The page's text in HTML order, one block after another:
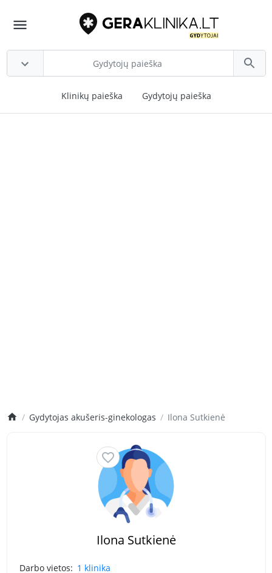
Klinikų paieška Gydytojų paieška
Gydytojas akušeris-ginekologas Ilona Sutkienė
Ilona Sutkienė
Darbo vietos: 1 klinika